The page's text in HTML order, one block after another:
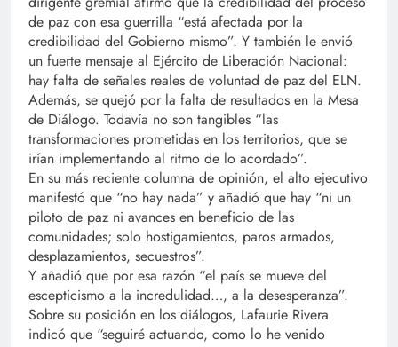
de paz con esa guerrilla “está afectada por la
credibilidad del Gobierno mismo”. Y también le envió
un fuerte mensaje al Ejército de Liberación Nacional:
hay falta de señales reales de voluntad de paz del ELN.
Además, se quejó por la falta de resultados en la Mesa
de Diálogo. Todavía no son tangibles “las
transformaciones prometidas en los territorios, que se
irían implementando al ritmo de lo acordado”.
En su más reciente columna de opinión, el alto ejecutivo
manifestó que “no hay nada” y añadió que hay “ni un
piloto de paz ni avances en beneficio de las
comunidades; solo hostigamientos, paros armados,
desplazamientos, secuestros”.
Y añadió que por esa razón “el país se mueve del
escepticismo a la incredulidad…, a la desesperanza”.
Sobre su posición en los diálogos, Lafaurie Rivera
indicó que “seguiré actuando, como lo he venido